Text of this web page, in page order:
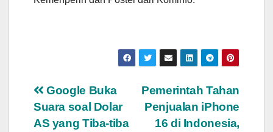
Navigasi
pos
Pemerintah Tahan
Penjualan iPhone
16 di Indonesia,
Google Buka
Suara soal Dolar
AS yang Tiba-tiba